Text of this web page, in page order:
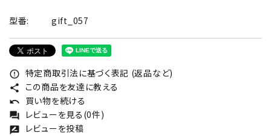
型番: gift_057
error_outline 特定商取引法に基づく表記 (返品など)
share この商品を友達に教える
undo 買い物を続ける
forum レビューを見る(0件)
rate_review レビューを投稿